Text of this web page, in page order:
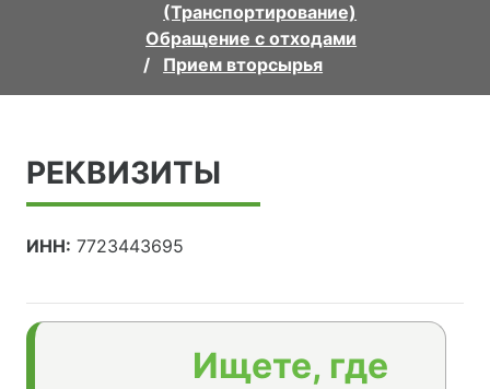
(Транспортирование)
Обращение с отходами
Прием вторсырья
РЕКВИЗИТЫ
ИНН: 7723443695
Ищете, где